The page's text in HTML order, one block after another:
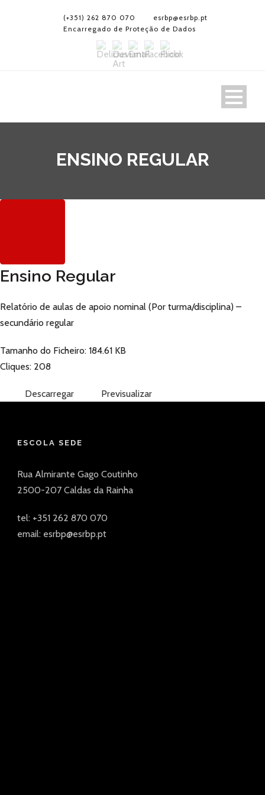
(+351) 262 870 070
esrbp@esrbp.pt
Encarregado de Proteção de Dados
ENSINO REGULAR
Ensino Regular
Relatório de aulas de apoio nominal (Por turma/disciplina) –
secundário regular
Tamanho do Ficheiro: 184.61 KB
Cliques: 208
Descarregar Previsualizar
ESCOLA SEDE
Rua Almirante Gago Coutinho
2500-207 Caldas da Rainha
tel: +351 262 870 070
email: esrbp@esrbp.pt